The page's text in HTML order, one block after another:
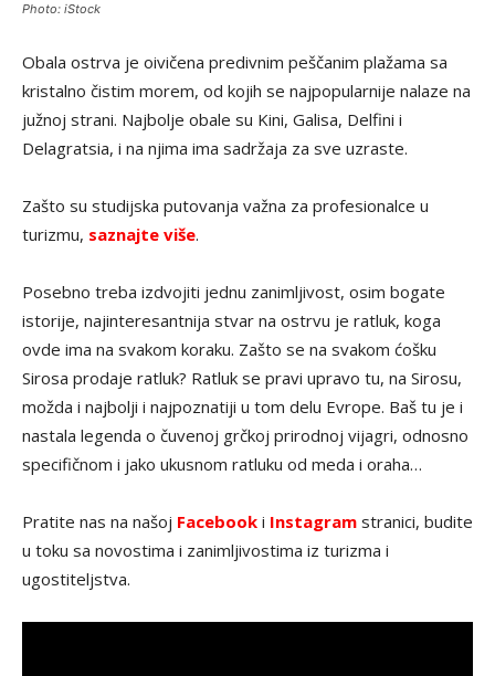
Photo: iStock
Obala ostrva je oivičena predivnim peščanim plažama sa
kristalno čistim morem, od kojih se najpopularnije nalaze na
južnoj strani. Najbolje obale su Kini, Galisa, Delfini i
Delagratsia, i na njima ima sadržaja za sve uzraste.
Zašto su studijska putovanja važna za profesionalce u
turizmu, saznajte više.
Posebno treba izdvojiti jednu zanimljivost, osim bogate
istorije, najinteresantnija stvar na ostrvu je ratluk, koga
ovde ima na svakom koraku. Zašto se na svakom ćošku
Sirosa prodaje ratluk? Ratluk se pravi upravo tu, na Sirosu,
možda i najbolji i najpoznatiji u tom delu Evrope. Baš tu je i
nastala legenda o čuvenoj grčkoj prirodnoj vijagri, odnosno
specifičnom i jako ukusnom ratluku od meda i oraha…
Pratite nas na našoj Facebook i Instagram stranici, budite
u toku sa novostima i zanimljivostima iz turizma i
ugostiteljstva.